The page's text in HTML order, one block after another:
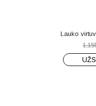
Lauko